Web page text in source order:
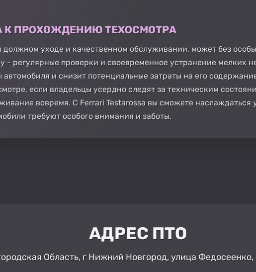
К ПРОХОЖДЕНИЮ ТЕХОСМОТРА
должном уходе и качественном обслуживании, может без
- регулярные проверки и своевременное устранение мелких
и снизит потенциальные затраты на его
если владельцы усердно следят за техническим
вовремя. С Ferrari Testarossa вы сможете
требуют особого внимания и заботы.
АДРЕС ПТО
Область, г Нижний Новгород, улица Федосеенко,